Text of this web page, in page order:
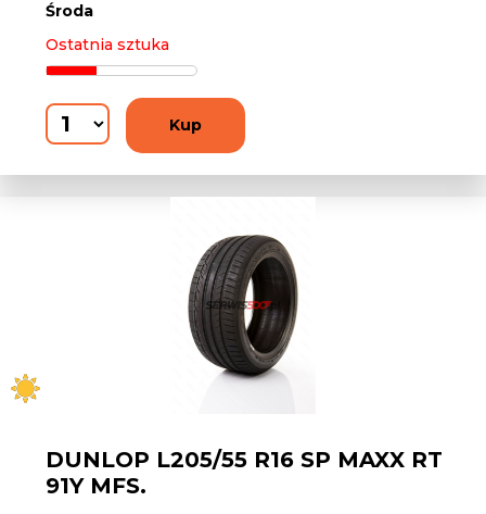
Środa
Ostatnia sztuka
Kup
DUNLOP L205/55 R16 SP MAXX RT
91Y MFS.